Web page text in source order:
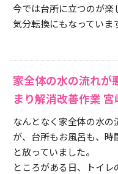
今では台所に立つのが楽
気分転換にもなっていま
家全体の水の流れが
まり解消改善作業
なんとなく家全体の水
が、台所もお風呂も、
と放っていました。
ところがある日、トイ